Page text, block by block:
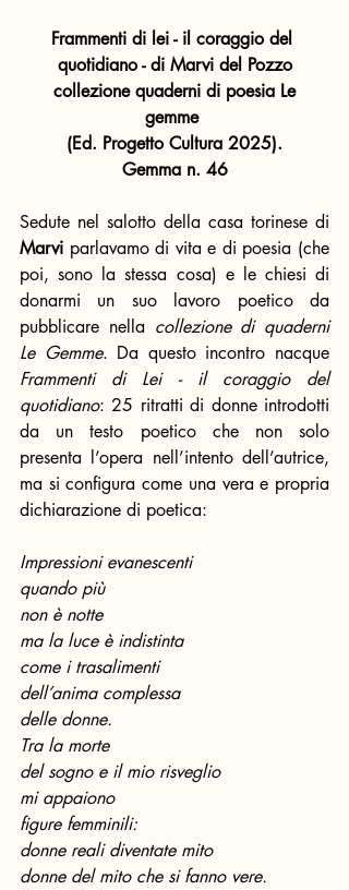
Frammenti di lei - il coraggio del
quotidiano - di Marvi del Pozzo
gemme
(Ed. Progetto Cultura 2025).
Gemma n. 46
Marvi parlavamo di vita e di poesia (che
poi, sono la stessa cosa) e le chiesi di
donarmi un suo lavoro poetico da
pubblicare nella collezione di quaderni
Le Gemme
Frammenti di Lei - il coraggio del
quotidiano: 25 ritratti di donne introdotti
da un testo poetico che non solo
presenta l’opera nell’intento dell’autrice,
ma si configura come una vera e propria
dichiarazione di poetica:
Impressioni evanescenti
quando più
non è notte
ma la luce è indistinta
come i trasalimenti
dell’anima complessa
delle donne.
Tra la morte
del sogno e il mio risveglio
mi appaiono
figure femminili:
donne reali diventate mito
donne del mito che si fanno vere.